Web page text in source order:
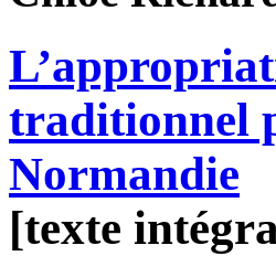
traditionnel
Normandie
[texte